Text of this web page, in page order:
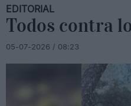
EDITORIAL
Todos contra
05-07-2026 / 08:23